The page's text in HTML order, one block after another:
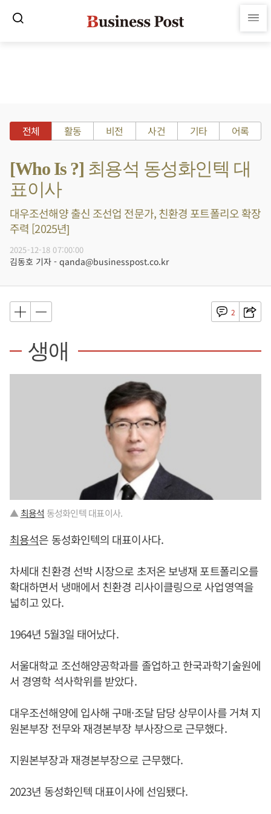
전체 활동 비전 사건 기타 어록
[Who Is ?] 최용석 동성화인텍 대
표이사
대우조선해양 출신 조선업 전문가, 친환경 포트폴리오 확장
주력 [2025년]
2025-12-18 07:00:00
김동호 기자 - qanda@businesspost.co.kr
2
생애
▲ 최용석 동성화인텍 대표이사.
최용석은 동성화인텍의 대표이사다.
차세대 친환경 선박 시장으로 초저온 보냉재 포트폴리오를
확대하면서 냉매에서 친환경 리사이클링으로 사업영역을
넓히고 있다.
1964년 5월3일 태어났다.
서울대학교 조선해양공학과를 졸업하고 한국과학기술원에
서 경영학 석사학위를 받았다.
대우조선해양에 입사해 구매·조달 담당 상무이사를 거쳐 지
원본부장 전무와 재경본부장 부사장으로 근무했다.
지원본부장과 재경본부장으로 근무했다.
2023년 동성화인텍 대표이사에 선임됐다.